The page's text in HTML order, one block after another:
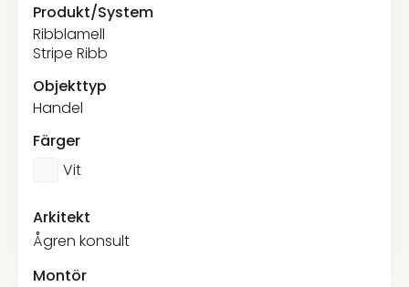
Produkt/System
Ribblamell
Stripe Ribb
Objekttyp
Handel
Färger
Vit
Arkitekt
Ågren konsult
Montör